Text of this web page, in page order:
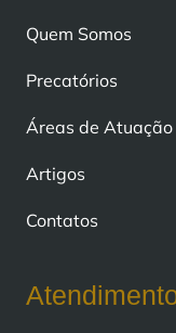
Quem Somos
Precatórios
Áreas de Atuação
Artigos
Contatos